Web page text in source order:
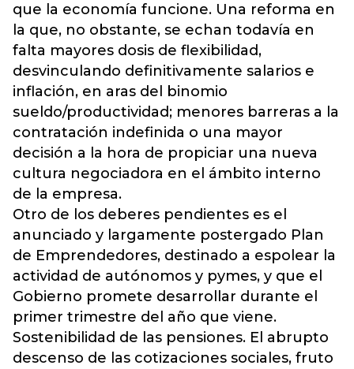
que la economía funcione. Una reforma en
la que, no obstante, se echan todavía en
falta mayores dosis de flexibilidad,
desvinculando definitivamente salarios e
inflación, en aras del binomio
sueldo/productividad; menores barreras a la
contratación indefinida o una mayor
decisión a la hora de propiciar una nueva
cultura negociadora en el ámbito interno
de la empresa.
Otro de los deberes pendientes es el
anunciado y largamente postergado Plan
de Emprendedores, destinado a espolear la
actividad de autónomos y pymes, y que el
Gobierno promete desarrollar durante el
primer trimestre del año que viene.
Sostenibilidad de las pensiones. El abrupto
descenso de las cotizaciones sociales, fruto